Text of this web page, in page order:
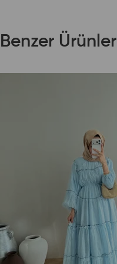
Benzer Ürünler